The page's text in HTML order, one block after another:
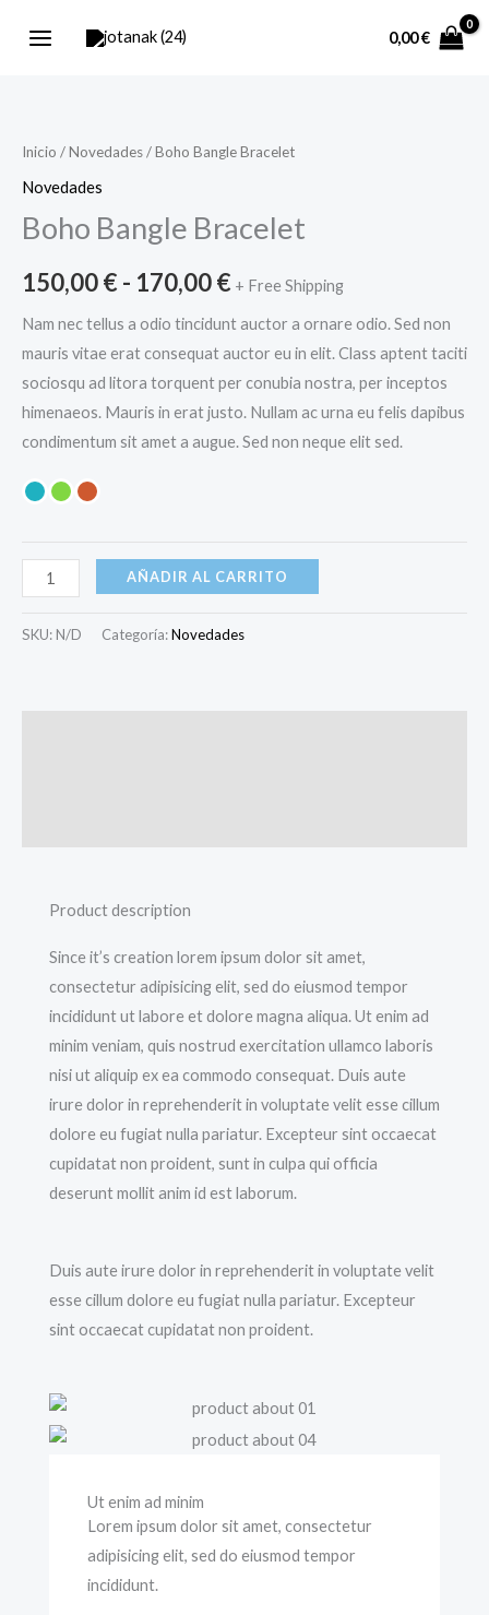
0,00€
Inicio /Novedades/ Boho Bangle Bracelet
Novedades
Boho Bangle Bracelet
150,00€- 170,00€
Rango
precios:
desde
150,00 €
hasta
170,00 €
+ Free Shipping
Nam nec tellus a odio tincidunt auctor a ornare odio. Sed non
mauris vitae erat consequat auctor eu in elit. Class aptent taciti
sociosqu ad litora torquent per conubia nostra, per inceptos
himenaeos. Mauris in erat justo. Nullam ac urna eu felis dapibus
condimentum sit amet a augue. Sed non neque elit sed.
Boho
Bangle
cantidad
AÑADIR AL CARRITO
SKU: N/D Categoría:Novedades
Product description
Since it’s creation lorem ipsum dolor sit amet,
consectetur adipisicing elit, sed do eiusmod tempor
incididunt ut labore et dolore magna aliqua. Ut enim ad
minim veniam, quis nostrud exercitation ullamco laboris
nisi ut aliquip ex ea commodo consequat. Duis aute
irure dolor in reprehenderit in voluptate velit esse cillum
dolore eu fugiat nulla pariatur. Excepteur sint occaecat
cupidatat non proident, sunt in culpa qui officia
deserunt mollit anim id est laborum.
Duis aute irure dolor in reprehenderit in voluptate velit
esse cillum dolore eu fugiat nulla pariatur. Excepteur
sint occaecat cupidatat non proident.
Ut enim ad minim
Lorem ipsum dolor sit amet, consectetur
adipisicing elit, sed do eiusmod tempor
incididunt.